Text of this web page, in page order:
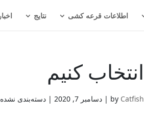
اطلاعات قرعه کشی نتایج اخبار
انتخاب کنیم
by Catfish
|دسامبر 7, 2020 | دسته‌بندی نشده